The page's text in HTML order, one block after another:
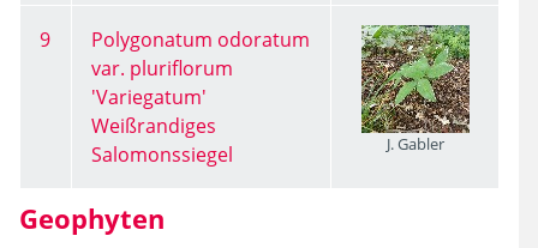
9
Polygonatum odoratum
var. pluriflorum
'Variegatum'
Weißrandiges
Salomonssiegel
J. Gabler
Geophyten